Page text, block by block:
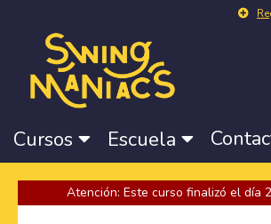
Cursos Escuela
Atención: Este curso finalizó el día